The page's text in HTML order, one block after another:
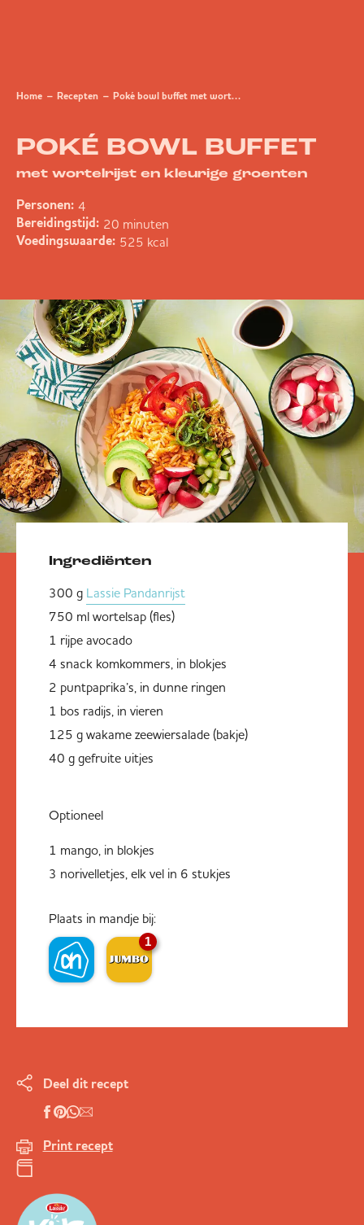
Home Recepten Poké bowl buffet met wortelrijst en kleurige groenten
POKÉ BOWL BUFFET
met wortelrijst en kleurige groenten
Personen: 4
Bereidingstijd: 20 minuten
Voedingswaarde: 525 kcal
Ingrediënten
300 g Lassie Pandanrijst
750 ml wortelsap (fles)
1 rijpe avocado
4 snack komkommers, in blokjes
2 puntpaprika’s, in dunne ringen
1 bos radijs, in vieren
125 g wakame zeewiersalade (bakje)
40 g gefruite uitjes
Optioneel
1 mango, in blokjes
3 norivelletjes, elk vel in 6 stukjes
Plaats in mandje bij:
1
Deel dit recept
Print recept